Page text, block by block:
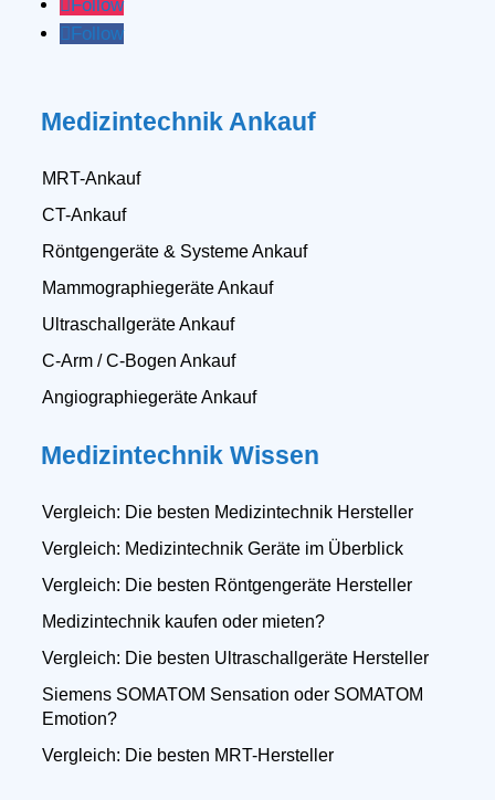
Follow
Follow
Medizintechnik Ankauf
MRT-Ankauf
CT-Ankauf
Röntgengeräte & Systeme Ankauf
Mammographiegeräte Ankauf
Ultraschallgeräte Ankauf
C-Arm / C-Bogen Ankauf
Angiographiegeräte Ankauf
Medizintechnik Wissen
Vergleich: Die besten Medizintechnik Hersteller
Vergleich: Medizintechnik Geräte im Überblick
Vergleich: Die besten Röntgengeräte Hersteller
Medizintechnik kaufen oder mieten?
Vergleich: Die besten Ultraschallgeräte Hersteller
Siemens SOMATOM Sensation oder SOMATOM
Emotion?
Vergleich: Die besten MRT-Hersteller